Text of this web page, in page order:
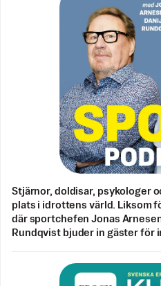
Stjärnor, doldisar, psykologer
plats i idrottens värld. Liksom
där sportchefen Jonas
Rundqvist bjuder in gäster för